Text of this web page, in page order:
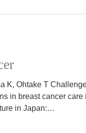
K, Ohtake T
in breast cancer care
in Japan: